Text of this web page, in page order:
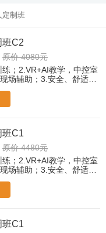
定制班
班C2
原价 4080元
；2.VR+AI教学，中控室
场辅助；3.安全、舒适、
或无人接听可后台提交报
您联系！）
班C1
原价 4480元
；2.VR+AI教学，中控室
场辅助；3.安全、舒适、
或无人接听可后台提交报
您联系！）
班C1